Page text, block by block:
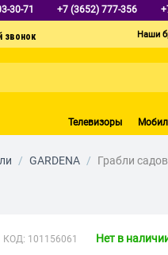
30-71 +7 (3652) 777-356
Наши
Телевизоры
/ GARDENA / Грабли
КОД: 101156061 Нет в